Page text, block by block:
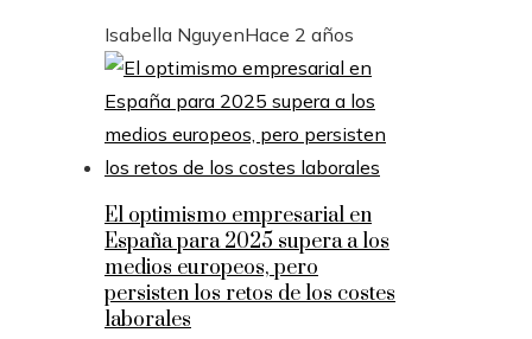
Isabella NguyenHace 2 años
El optimismo empresarial en
España para 2025 supera a los
medios europeos, pero
persisten los retos de los costes
laborales